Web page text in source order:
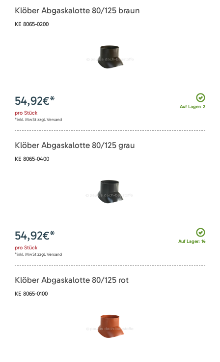
Klöber Abgaskalotte 80/125 braun
KE 8065-0200
Auf Lager: 2
54,92€*
pro Stück
*inkl. MwSt zzgl. Versand
Klöber Abgaskalotte 80/125 grau
KE 8065-0400
Auf Lager: 14
54,92€*
pro Stück
*inkl. MwSt zzgl. Versand
Klöber Abgaskalotte 80/125 rot
KE 8065-0100